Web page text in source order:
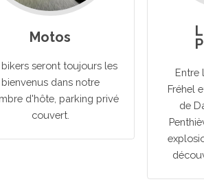
Motos
bikers seront toujours les
bienvenus dans notre
d'hôte, parking privé
couvert.
Entre
Fréhel
de